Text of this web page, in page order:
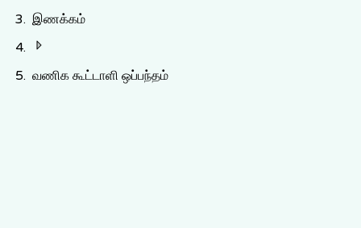
இணக்கம்
வணிக கூட்டாளி ஒப்பந்தம்